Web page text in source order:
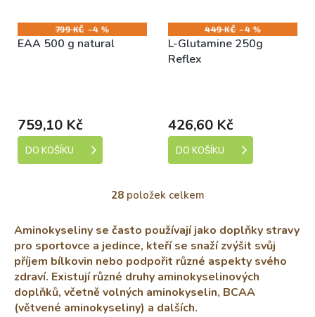
799 KČ –4 %
EAA 500 g natural
759,10 Kč
DO KOŠÍKU
449 KČ –4 %
L-Glutamine 250g
Reflex
426,60 Kč
DO KOŠÍKU
O
l
á
d
a
c
í
p
28položek celkem
Aminokyseliny se často používají jako doplňky stravy
pro sportovce a jedince, kteří se snaží zvýšit svůj
příjem bílkovin nebo podpořit různé aspekty svého
zdraví. Existují různé druhy aminokyselinových
doplňků, včetně volných aminokyselin, BCAA
(větvené aminokyseliny) a dalších.